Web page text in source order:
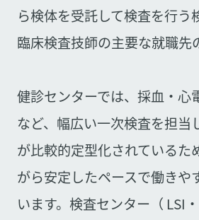
ら検体を受託して検査を行う
臨床検査技師の主要な就職先
健診センターでは、採血・心
など、幅広い一次検査を担当
が比較的定型化されているた
がら安定したペースで働きや
います。検査センター（ LSI